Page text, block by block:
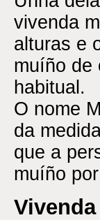
vivenda
alturas e
muíño de
habitual.
O nome
da
que a
muíño